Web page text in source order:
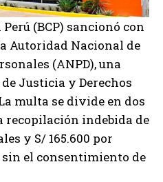
(BCP) sancionó con
Autoridad Nacional de
(ANPD), una
Justicia y Derechos
multa se divide en dos
recopilación indebida de
y S/ 165.600 por
el consentimiento de